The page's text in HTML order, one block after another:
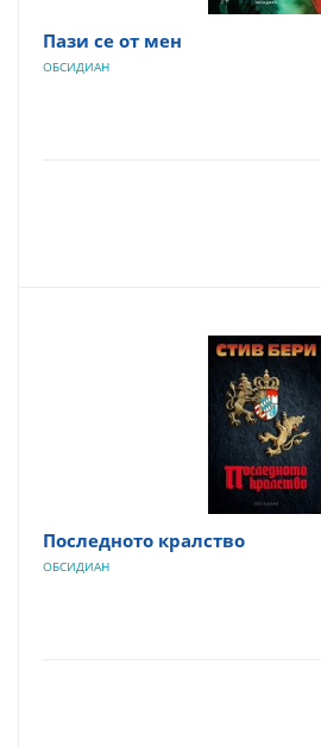
Пази се от мен
ОБСИДИАН
Последното кралство
ОБСИДИАН